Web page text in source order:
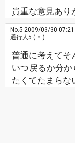
貴重な意見あり
No.5 2009/03/30 07:21
通行人5 ( ♀ )
普通に考えてそ
いつ戻るか分
たくてたまらな